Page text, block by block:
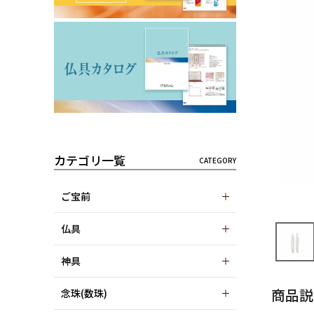
カテゴリ一覧
ご宝前
仏具
神具
念珠(数珠) 商品